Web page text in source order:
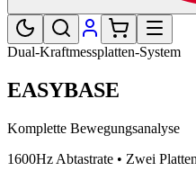
Dual-Kraftmessplatten-System
EASYBASE
Komplette Bewegungsanalyse
1600Hz Abtastrate • Zwei